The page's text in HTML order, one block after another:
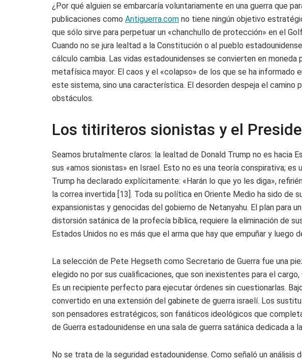
¿Por qué alguien se embarcaría voluntariamente en una guerra que
publicaciones como Antiguerra.com no tiene ningún objetivo
que sólo sirve para perpetuar un «chanchullo de protección» en el
Cuando no se jura lealtad a la Constitución o al pueblo
cálculo cambia. Las vidas estadounidenses se convierten en moneda
metafísica mayor. El caos y el «colapso» de los que se ha informado
este sistema, sino una característica. El desorden despeja el camino
obstáculos.
Los titiriteros sionistas y el
Seamos brutalmente claros: la lealtad de Donald Trump no es hacia
sus «amos sionistas» en Israel. Esto no es una teoría conspirativa;
Trump ha declarado explícitamente: «Harán lo que yo les diga»,
la correa invertida [13]. Toda su política en Oriente Medio ha sido de
expansionistas y genocidas del gobierno de Netanyahu. El plan para
distorsión satánica de la profecía bíblica, requiere la eliminación de
Estados Unidos no es más que el arma que hay que empuñar y luego
La selección de Pete Hegseth como Secretario de Guerra fue una
elegido no por sus cualificaciones, que son inexistentes para el
Es un recipiente perfecto para ejecutar órdenes sin cuestionarlas.
convertido en una extensión del gabinete de guerra israelí. Los
son pensadores estratégicos; son fanáticos ideológicos que
de Guerra estadounidense en una sala de guerra satánica dedicada a
No se trata de la seguridad estadounidense. Como señaló un análisis